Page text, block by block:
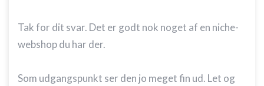
Tak for dit svar. Det er godt nok noget af en niche-
webshop du har der.
Som udgangspunkt ser den jo meget fin ud. Let og